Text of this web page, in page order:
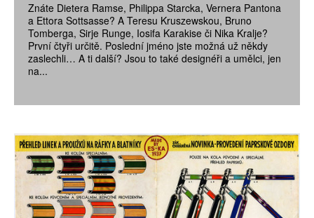
Znáte Dietera Ramse, Philippa Starcka, Vernera Pantona
a Ettora Sottsasse? A Teresu Kruszewskou, Bruno
Tomberga, Sirje Runge, Iosifa Karakise či Nika Kralje?
První čtyři určitě. Poslední jméno jste možná už někdy
zaslechli… A ti další? Jsou to také designéři a umělci, jen
na...